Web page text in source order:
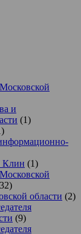
и
(1)
Клин (1)
области (2)
(9)